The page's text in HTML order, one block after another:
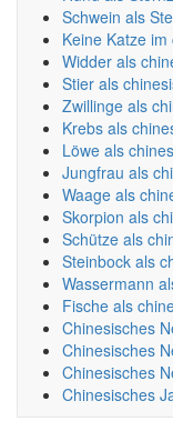
Schwein als
Keine Katze
Widder als
Stier als
Zwillinge als
Krebs als
Löwe als
Jungfrau als
Waage als
Skorpion als
Schütze als
Steinbock als
Wassermann
Fische als
Chinesisches
Chinesisches
Chinesisches
Chinesisches